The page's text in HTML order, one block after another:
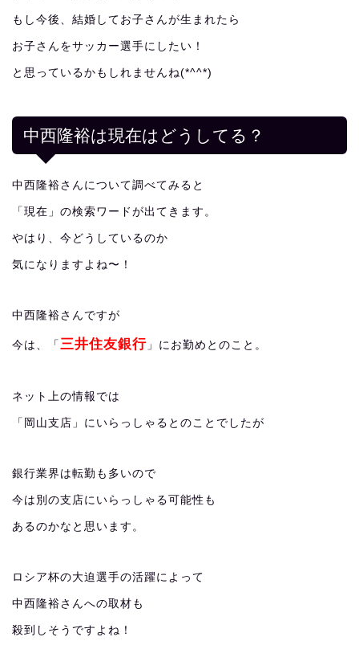
もし今後、結婚してお子さんが生まれたら
お子さんをサッカー選手にしたい！
と思っているかもしれませんね(*^^*)
中西隆裕は現在はどうしてる？
中西隆裕さんについて調べてみると
「現在」の検索ワードが出てきます。
やはり、今どうしているのか
気になりますよね〜！
中西隆裕さんですが
今は、「 三井住友銀行 」にお勤めとのこと。
ネット上の情報では
「岡山支店」にいらっしゃるとのことでしたが
銀行業界は転勤も多いので
今は別の支店にいらっしゃる可能性も
あるのかなと思います。
ロシア杯の大迫選手の活躍によって
中西隆裕さんへの取材も
殺到しそうですよね！